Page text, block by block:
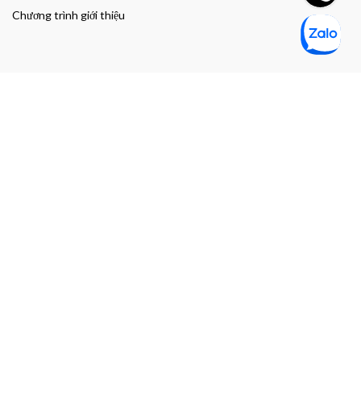
Chương trình giới thiệu